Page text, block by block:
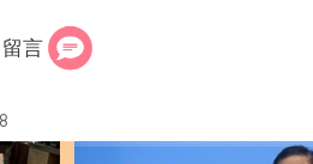
留言